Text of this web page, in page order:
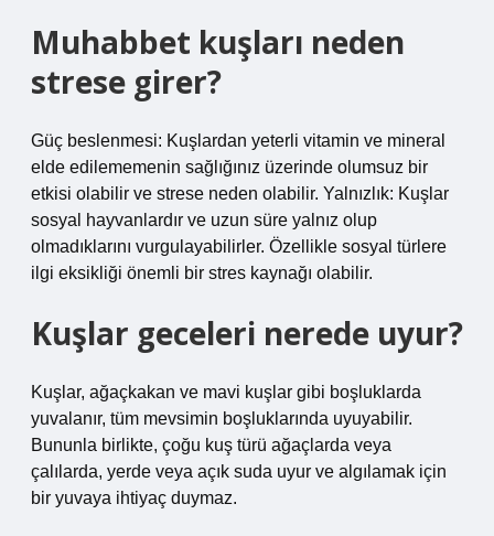
Muhabbet kuşları neden
strese girer?
Güç beslenmesi: Kuşlardan yeterli vitamin ve mineral
elde edilememenin sağlığınız üzerinde olumsuz bir
etkisi olabilir ve strese neden olabilir. Yalnızlık: Kuşlar
sosyal hayvanlardır ve uzun süre yalnız olup
olmadıklarını vurgulayabilirler. Özellikle sosyal türlere
ilgi eksikliği önemli bir stres kaynağı olabilir.
Kuşlar geceleri nerede uyur?
Kuşlar, ağaçkakan ve mavi kuşlar gibi boşluklarda
yuvalanır, tüm mevsimin boşluklarında uyuyabilir.
Bununla birlikte, çoğu kuş türü ağaçlarda veya
çalılarda, yerde veya açık suda uyur ve algılamak için
bir yuvaya ihtiyaç duymaz.